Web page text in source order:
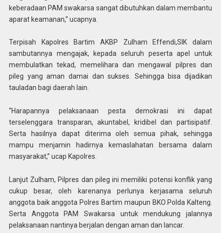
keberadaan PAM swakarsa sangat dibutuhkan dalam membantu
aparat keamanan,” ucapnya.
Terpisah Kapolres Bartim AKBP Zulham Effendi,SIK dalam
sambutannya mengajak, kepada seluruh peserta apel untuk
membulatkan tekad, memelihara dan mengawal pilpres dan
pileg yang aman damai dan sukses. Sehingga bisa dijadikan
tauladan bagi daerah lain.
“Harapannya pelaksanaan pesta demokrasi ini dapat
terselenggara transparan, akuntabel, kridibel dan partisipatif.
Serta hasilnya dapat diterima oleh semua pihak, sehingga
mampu menjamin hadirnya kemaslahatan bersama dalam
masyarakat,” ucap Kapolres.
Lanjut Zulham, Pilpres dan pileg ini memiliki potensi konflik yang
cukup besar, oleh karenanya perlunya kerjasama seluruh
anggota baik anggota Polres Bartim maupun BKO Polda Kalteng.
Serta Anggota PAM Swakarsa untuk mendukung jalannya
pelaksanaan nantinya berjalan dengan aman dan lancar.